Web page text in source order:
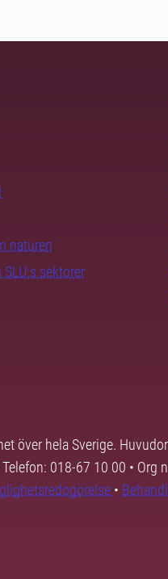
naturen
sektorer
över hela Sverige.
018-67 10 00 • Org
•